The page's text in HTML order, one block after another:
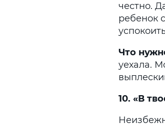
честно.
ребенок
Что
уехала.
10. «В